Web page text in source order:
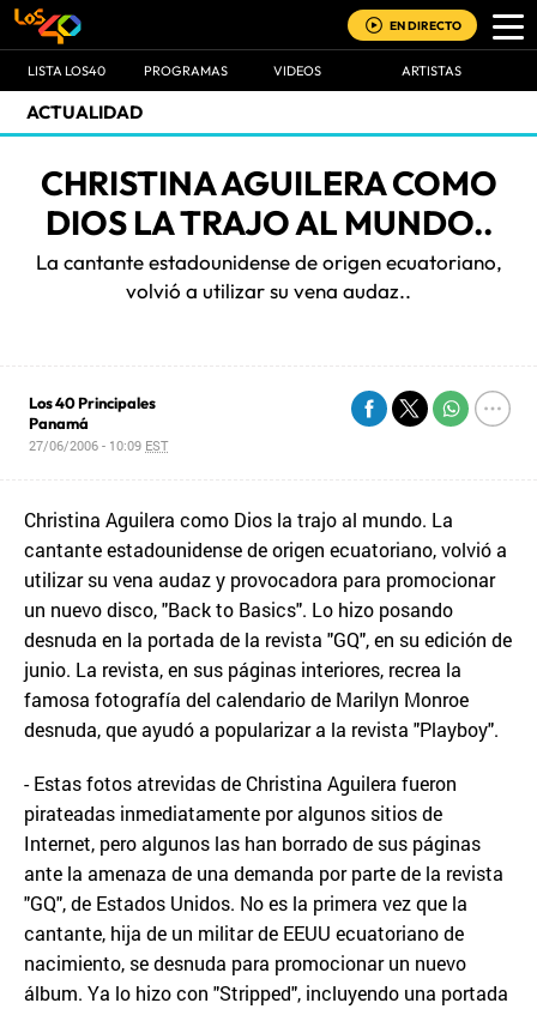
EN DIRECTO
LISTA LOS40 PROGRAMAS VIDEOS ARTISTAS
ACTUALIDAD
CHRISTINA AGUILERA COMO
DIOS LA TRAJO AL MUNDO..
La cantante estadounidense de origen ecuatoriano,
volvió a utilizar su vena audaz..
Los 40 Principales
Panamá
27/06/2006 - 10:09 EST
Christina Aguilera como Dios la trajo al mundo. La
cantante estadounidense de origen ecuatoriano, volvió a
utilizar su vena audaz y provocadora para promocionar
un nuevo disco, "Back to Basics". Lo hizo posando
desnuda en la portada de la revista "GQ", en su edición de
junio. La revista, en sus páginas interiores, recrea la
famosa fotografía del calendario de Marilyn Monroe
desnuda, que ayudó a popularizar a la revista "Playboy".
- Estas fotos atrevidas de Christina Aguilera fueron
pirateadas inmediatamente por algunos sitios de
Internet, pero algunos las han borrado de sus páginas
ante la amenaza de una demanda por parte de la revista
"GQ", de Estados Unidos. No es la primera vez que la
cantante, hija de un militar de EEUU ecuatoriano de
nacimiento, se desnuda para promocionar un nuevo
álbum. Ya lo hizo con "Stripped", incluyendo una portada